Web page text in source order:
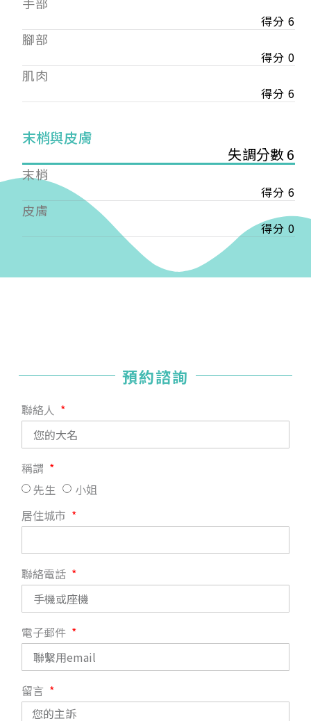
得分 6
腳部
得分 0
肌肉
得分 6
末梢與皮膚
失調分數 6
末梢
得分 6
皮膚
得分 0
預約諮詢
聯絡人
稱謂
先生
小姐
居住城市
聯絡電話
電子郵件
留言
會審核通過後即通知您進行繳費，繳費資訊如下
【會費】
個人會員:
入會費新臺幣1200元，於會員入會時繳納；常年會
費1200元，於每年度繳納。
費3000元，於每年度繳納。
戶名: 社團法人台灣自律神經健康培訓暨發展協會
帳號: 003-03-501566-2
銀行: (013) 國泰世華 南京東路分行